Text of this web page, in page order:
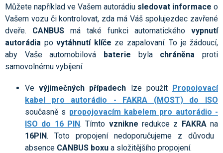
Můžete například ve Vašem autorádiu sledovat informace o
Vašem vozu či kontrolovat, zda má Váš spolujezdec zavřené
dveře. CANBUS má také funkci automatického vypnutí
autorádia povytáhnutí klíče ze zapalovaní. To je žádoucí,
aby Vaše automobilová baterie byla chráněna proti
samovolnému vybíjení.
Vevýjimečných případech lze použít Propojovací
kabel pro autorádio - FAKRA (MOST) do ISO
současně s propojovacím kabelem pro autorádio -
ISO do 16 PIN. Tímto vznikne redukce z FAKRAna
16PIN. Toto propojení nedoporučujeme z důvodu
absence CANBUS boxu a složitějšího propojení.